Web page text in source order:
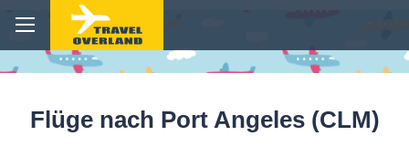
Flüge nach Port Angeles (CLM)